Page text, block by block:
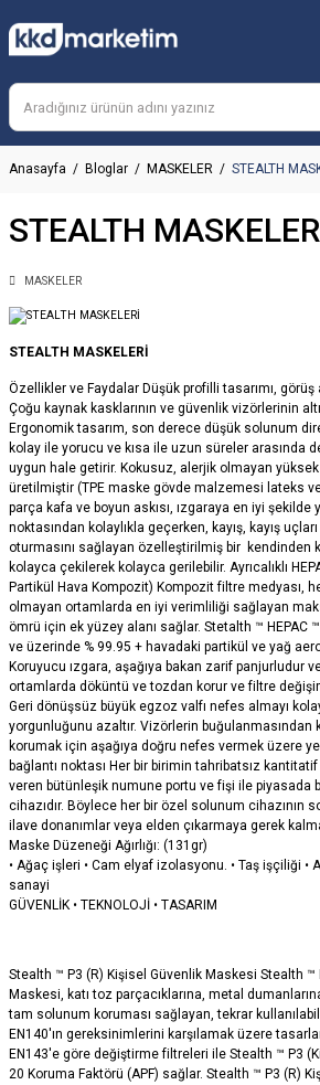
Anasayfa Bloglar MASKELER STEALTH
STEALTH
MASKELER
STEALTH MASKELERİ
Özellikler ve Faydalar Düşük profilli tasarımı, görüş
Çoğu kaynak kasklarının ve güvenlik vizörlerinin
Ergonomik tasarım, son derece düşük solunum
kolay ile yorucu ve kısa ile uzun süreler arasında
uygun hale getirir. Kokusuz, alerjik olmayan
üretilmiştir (TPE maske gövde malzemesi lateks
parça kafa ve boyun askısı, ızgaraya en iyi şekilde
noktasından kolaylıkla geçerken, kayış, kayış
oturmasını sağlayan özelleştirilmiş bir kendinden
kolayca çekilerek kolayca gerilebilir. Ayrıcalıklı
Partikül Hava Kompozit) Kompozit filtre medyası,
olmayan ortamlarda en iyi verimliliği sağlayan
ömrü için ek yüzey alanı sağlar. Stetalth ™ HEPAC
ve üzerinde % 99.95 + havadaki partikül ve yağ
Koruyucu ızgara, aşağıya bakan zarif panjurludur
ortamlarda döküntü ve tozdan korur ve filtre
Geri dönüşsüz büyük egzoz valfı nefes almayı
yorgunluğunu azaltır. Vizörlerin buğulanmasından
korumak için aşağıya doğru nefes vermek üzere
bağlantı noktası Her bir birimin tahribatsız
veren bütünleşik numune portu ve fişi ile piyasada
cihazıdır. Böylece her bir özel solunum cihazının
ilave donanımlar veya elden çıkarmaya gerek
Maske Düzeneği Ağırlığı: (131gr)
• Ağaç işleri • Cam elyaf izolasyonu. • Taş işçiliği •
sanayi
GÜVENLİK • TEKNOLOJİ • TASARIM
Stealth ™ P3 (R) Kişisel Güvenlik Maskesi Stealth ™
Maskesi, katı toz parçacıklarına, metal
tam solunum koruması sağlayan, tekrar
EN140'ın gereksinimlerini karşılamak üzere
EN143'e göre değiştirme filtreleri ile Stealth ™ P3
20 Koruma Faktörü (APF) sağlar. Stealth ™ P3 (R)